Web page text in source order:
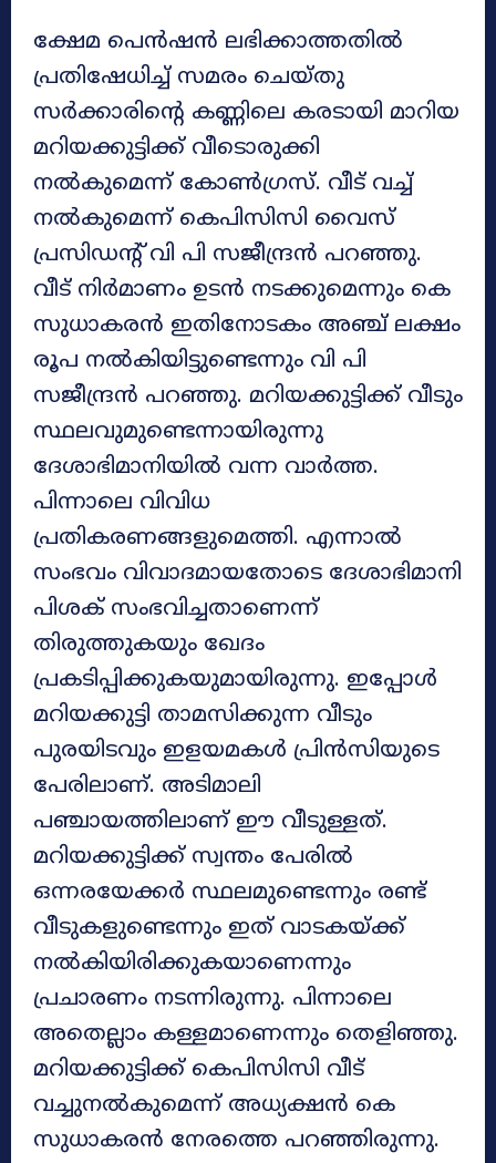
ക്ഷേമ പെൻഷൻ ലഭിക്കാത്തതിൽ
പ്രതിഷേധിച്ച് സമരം ചെയ്തു
സർക്കാരിന്റെ കണ്ണിലെ കരടായി മാറിയ
മറിയക്കുട്ടിക്ക് വീടൊരുക്കി
നൽകുമെന്ന് കോൺഗ്രസ്. വീട് വച്ച്
നല്‍കുമെന്ന് കെപിസിസി വൈസ്
പ്രസിഡന്റ് വി പി സജീന്ദ്രന്‍ പറഞ്ഞു.
വീട് നിര്‍മാണം ഉടന്‍ നടക്കുമെന്നും കെ
സുധാകരന്‍ ഇതിനോടകം അഞ്ച് ലക്ഷം
രൂപ നല്‍കിയിട്ടുണ്ടെന്നും വി പി
സജീന്ദ്രന്‍ പറഞ്ഞു. മറിയക്കുട്ടിക്ക് വീടും
സ്ഥലവുമുണ്ടെന്നായിരുന്നു
ദേശാഭിമാനിയില്‍ വന്ന വാര്‍ത്ത.
പിന്നാലെ വിവിധ
പ്രതികരണങ്ങളുമെത്തി. എന്നാല്‍
സംഭവം വിവാദമായതോടെ ദേശാഭിമാനി
പിശക് സംഭവിച്ചതാണെന്ന്
തിരുത്തുകയും ഖേദം
പ്രകടിപ്പിക്കുകയുമായിരുന്നു. ഇപ്പോള്‍
മറിയക്കുട്ടി താമസിക്കുന്ന വീടും
പുരയിടവും ഇളയമകള്‍ പ്രിന്‍സിയുടെ
പേരിലാണ്. അടിമാലി
പഞ്ചായത്തിലാണ് ഈ വീടുള്ളത്.
മറിയക്കുട്ടിക്ക് സ്വന്തം പേരില്‍
ഒന്നരയേക്കര്‍ സ്ഥലമുണ്ടെന്നും രണ്ട്
വീടുകളുണ്ടെന്നും ഇത് വാടകയ്ക്ക്
നല്‍കിയിരിക്കുകയാണെന്നും
പ്രചാരണം നടന്നിരുന്നു. പിന്നാലെ
അതെല്ലാം കള്ളമാണെന്നും തെളിഞ്ഞു.
മറിയക്കുട്ടിക്ക് കെപിസിസി വീട്
വച്ചുനല്‍കുമെന്ന് അധ്യക്ഷന്‍ കെ
സുധാകരന്‍ നേരത്തെ പറഞ്ഞിരുന്നു.